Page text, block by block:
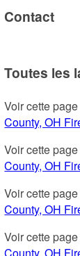
Contact
Toutes les
Voir cette
County, OH
Voir cette
County, OH
Voir cette
County, OH
Voir cette
County, OH